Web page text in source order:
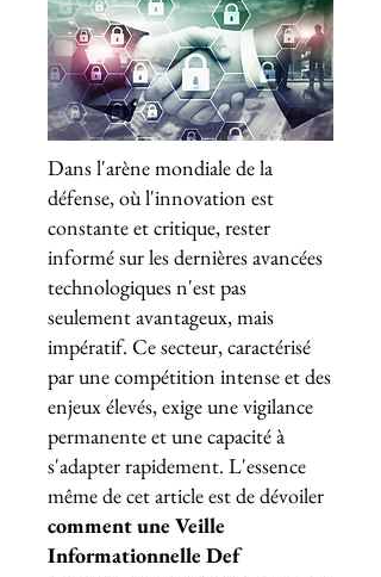
Dans l'arène mondiale de la
défense, où l'innovation est
constante et critique, rester
informé sur les dernières avancées
technologiques n'est pas
seulement avantageux, mais
impératif. Ce secteur, caractérisé
par une compétition intense et des
enjeux élevés, exige une vigilance
permanente et une capacité à
s'adapter rapidement. L'essence
même de cet article est de dévoiler
comment une Veille
Informationnelle Def